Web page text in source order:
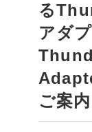
る
アダ
ご案内